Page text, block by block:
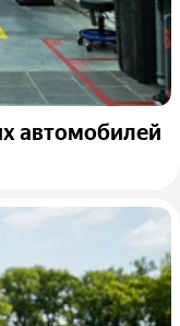
автомобилей